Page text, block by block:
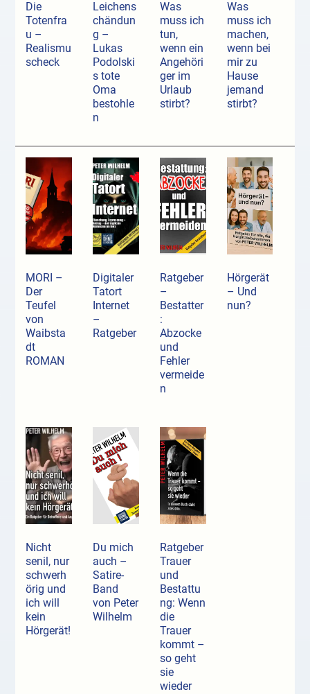
Die
Totenfra
u –
Realismu
scheck
Leichens
chändun
g –
Lukas
Podolski
s tote
Oma
bestohle
n
Was
muss ich
tun,
wenn ein
Angehöri
ger im
Urlaub
stirbt?
Was
muss ich
machen,
wenn bei
mir zu
Hause
jemand
stirbt?
MORI –
Der
Teufel
von
Waibsta
dt
ROMAN
Digitaler
Tatort
Internet
–
Ratgeber
Ratgeber
–
Bestatter
:
Abzocke
und
Fehler
vermeide
n
Hörgerät
– Und
nun?
Nicht
senil, nur
schwerh
örig und
ich will
kein
Hörgerät!
Du mich
auch –
Satire-
Band
von Peter
Wilhelm
Ratgeber
Trauer
und
Bestattu
ng: Wenn
die
Trauer
kommt –
so geht
sie
wieder